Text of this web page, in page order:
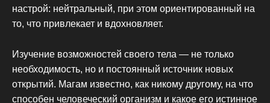
настрой: нейтральный, при этом ориентированный на
то, что привлекает и вдохновляет.
Изучение возможностей своего тела — не только
необходимость, но и постоянный источник новых
открытий. Магам известно, как никому другому, на что
способен человеческий организм и какое его истинное